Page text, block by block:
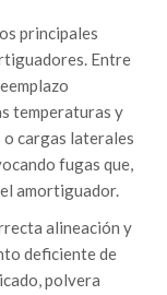
principales
Entre
temperaturas y
o cargas laterales
fugas que,
amortiguador.
alineación y
deficiente de
polvera